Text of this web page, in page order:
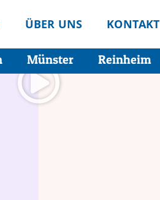
ÜBER UNS KONTAKT
Münster Reinheim